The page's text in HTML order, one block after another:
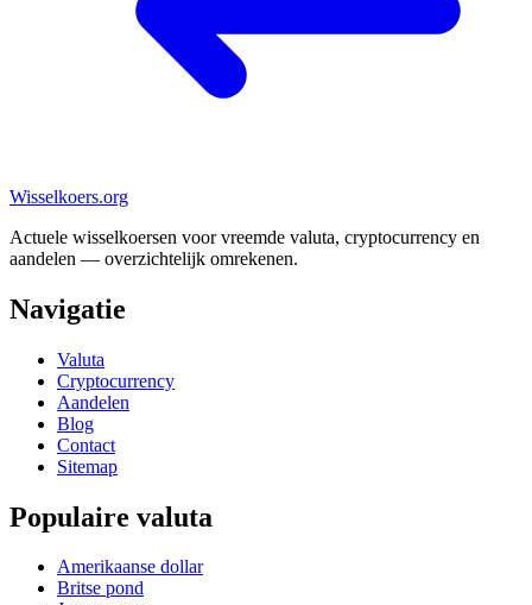
Wisselkoers.org
Actuele wisselkoersen voor vreemde valuta, cryptocurrency en
aandelen — overzichtelijk omrekenen.
Navigatie
Valuta
Cryptocurrency
Aandelen
Blog
Contact
Sitemap
Populaire valuta
Amerikaanse dollar
Britse pond